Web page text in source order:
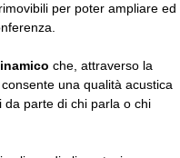
per poter ampliare ed
che, attraverso la
una qualità acustica
parte di chi parla o chi